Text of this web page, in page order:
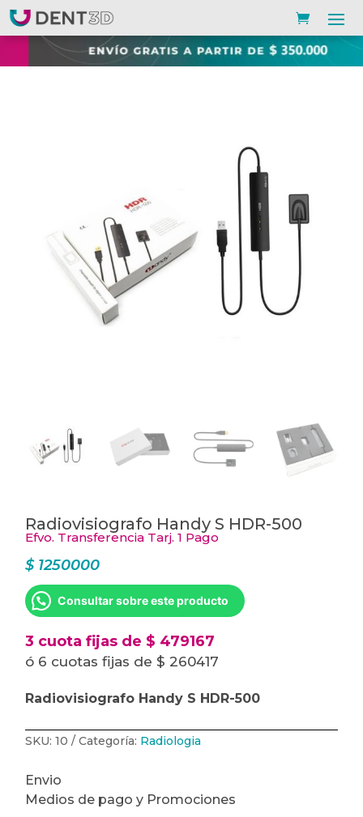
Radiovisiografo Handy S HDR-500
Efvo. Transferencia Tarj. 1 Pago
$1250000
Consultar sobre este producto
3 cuota fijas de $ 479167
ó 6 cuotas fijas de $ 260417
Radiovisiografo Handy S HDR-500
SKU:10 Categoría: Radiologia
Envio
Medios de pago y Promociones